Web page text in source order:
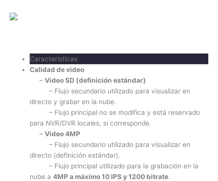
Características
Calidad de video
–Video SD (definición estándar)
– Flujo secundario utilizado para visualizar en
directo y grabar en la nube.
– Flujo principal no se modifica y está reservado
para NVR/DVR locales, si corresponde.
–Video 4MP
– Flujo secundario utilizado para visualizar en
directo (definición estándar).
– Flujo principal utilizado para la grabación en la
nube a4MP a máximo 10 IPS y 1200 bitrate.